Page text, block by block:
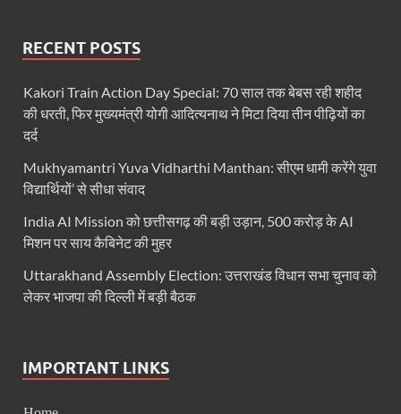
Haridwar Kumbh: हरिद्वार में होने वाले कुंभ को लेकर बोले
Air Fare Issue: इंडिगो संकट के बीच बढ़े हुए हवाई किराए
UP Detention Centre: यूपी में घुसपैठ हूं पर बड़ी
MP CP Joshi Meeting With Mandaviya: सांसद
UP BJP State President: उत्तरप्रदेश को जल्द मिलेगा
Navneet Sehgal Resignation: प्रसार भारती के
Lok Sabha 5G Service: चित्तौडगढ़ सांसद सीपी जोशी ने
President Putin Delhi Visit: रूसी राष्ट्रपति Putin
RECENT POSTS
Kakori Train Action Day Special: 70 साल तक बेबस रही शहीद
की धरती, फिर मुख्यमंत्री योगी आदित्यनाथ ने मिटा दिया तीन पीढ़ियों का
दर्द
Mukhyamantri Yuva Vidharthi Manthan: सीएम धामी करेंगे युवा
विद्यार्थियों’ से सीधा संवाद
India AI Mission को छत्तीसगढ़ की बड़ी उड़ान, 500 करोड़ के AI
मिशन पर साय कैबिनेट की मुहर
Uttarakhand Assembly Election: उत्तराखंड विधान सभा चुनाव को
लेकर भाजपा की दिल्ली में बड़ी बैठक
IMPORTANT LINKS